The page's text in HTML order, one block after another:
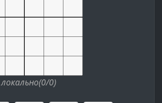
0)